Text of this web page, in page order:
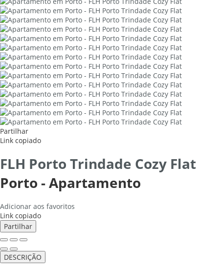
Partilhar
Link copiado
FLH Porto Trindade Cozy Flat
Porto -Apartamento
Adicionar aos favoritos
Link copiado
Partilhar
DESCRIÇÃO